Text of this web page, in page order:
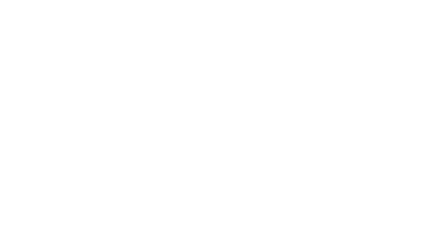
Person
Aufgaben der Meldebehörde für die Wohnortgemeinde erfüllt